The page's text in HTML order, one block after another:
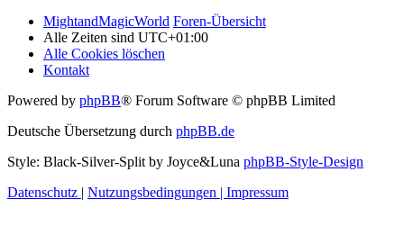
MightandMagicWorld Foren-Übersicht
Alle Zeiten sind UTC+01:00
Alle Cookies löschen
Kontakt
Powered by phpBB® Forum Software © phpBB Limited
Deutsche Übersetzung durch phpBB.de
Style: Black-Silver-Split by Joyce&Luna phpBB-Style-Design
Datenschutz
Nutzungsbedingungen Impressum